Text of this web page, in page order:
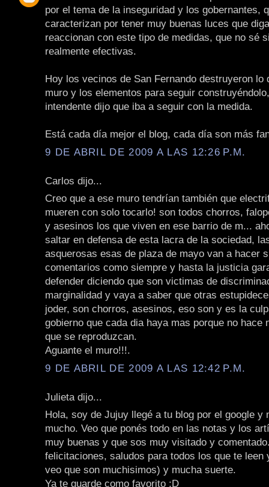
por el tema de la inseguridad y los gobernantes,
caracterizan por tener muy buenas luces que
reaccionan con este tipo de medidas, que no sé
realmente efectivas.
Hoy los vecinos de San Fernando destruyeron lo
muro y los elementos para seguir
intendente dijo que iba a seguir con la medida.
Está cada día mejor el blog, cada día son más
9 DE ABRIL DE 2009 A LAS 12:26 P.M.
Carlos dijo...
Creo que a ese muro tendrían también que
mueren con solo tocarlo! son todos chorros,
y asesinos los que viven en ese barrio de m...
saltar en defensa de esta lacra de la sociedad,
asquerosas esas de plaza de mayo van a hacer
comentarios como siempre y hasta la justicia
defender diciendo que son victimas de
marginalidad y vaya a saber que otras
joder, son chorros, asesinos, eso son y es la
gobierno que cada dia haya mas porque no hace
que se reproduzcan.
Aguante el muro!!!.
9 DE ABRIL DE 2009 A LAS 12:42 P.M.
Julieta dijo...
Hola, soy de Jujuy llegé a tu blog por el google y
mucho. Veo que ponés todo en las notas y los
muy buenas y que sos muy visitado y
felicitaciones, saludos para todos los que te leen
veo que son muchisimos) y mucha suerte.
Ya te guarde como favorito ;D